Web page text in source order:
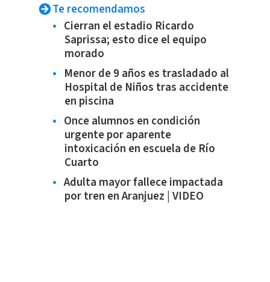
Te recomendamos
Cierran el estadio Ricardo
Saprissa; esto dice el equipo
morado
Menor de 9 años es trasladado al
Hospital de Niños tras accidente
en piscina
Once alumnos en condición
urgente por aparente
intoxicación en escuela de Río
Cuarto
Adulta mayor fallece impactada
por tren en Aranjuez | VIDEO